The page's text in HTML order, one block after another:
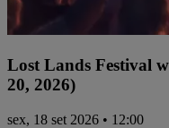
Lost Lands Festival
20, 2026)
sex, 18 set 2026 • 12:00